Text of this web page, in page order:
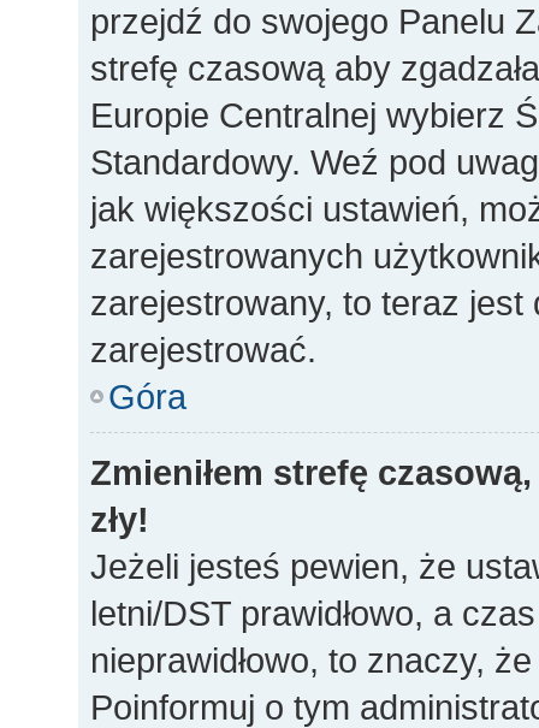
przejdź do swojego Panelu
strefę czasową aby
Europie Centralnej wybierz
Standardowy. Weź pod
jak większości ustawień,
zarejestrowanych
zarejestrowany, to teraz
zarejestrować.
Góra
Zmieniłem strefę
zły!
Jeżeli jesteś pewien, że
letni/DST prawidłowo, a
nieprawidłowo, to znaczy,
Poinformuj o tym